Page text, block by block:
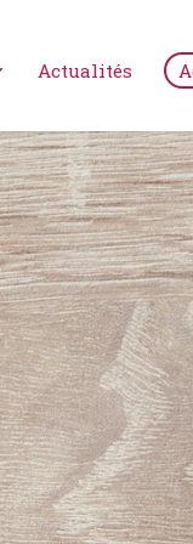
Actualités